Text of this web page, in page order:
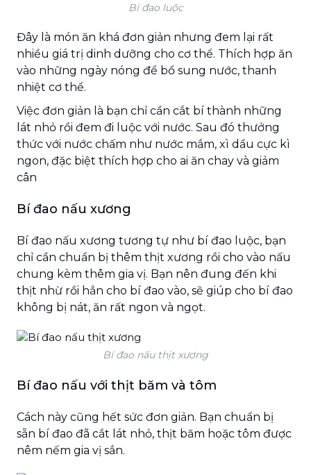
Bí đao luộc
Đây là món ăn khá đơn giản nhưng đem lại rất
nhiều giá trị dinh dưỡng cho cơ thể. Thích hợp ăn
vào những ngày nóng để bổ sung nước, thanh
nhiệt cơ thể.
Việc đơn giản là bạn chỉ cần cắt bí thành những
lát nhỏ rồi đem đi luộc với nước. Sau đó thưởng
thức với nước chấm như nước mắm, xì dầu cực kì
ngon, đặc biệt thích hợp cho ai ăn chay và giảm
cân
Bí đao nấu xương
Bí đao nấu xương tương tự như bí đao luộc, bạn
chỉ cần chuẩn bị thêm thịt xương rồi cho vào nấu
chung kèm thêm gia vị. Bạn nên đung đến khi
thịt nhừ rồi hẳn cho bí đao vào, sẽ giúp cho bí đao
không bị nát, ăn rất ngon và ngọt.
Bí đao nấu thịt xương
Bí đao nấu với thịt băm và tôm
Cách này cũng hết sức đơn giản. Bạn chuẩn bị
sẵn bí đao đã cắt lát nhỏ, thịt băm hoặc tôm được
nêm nếm gia vị sắn.